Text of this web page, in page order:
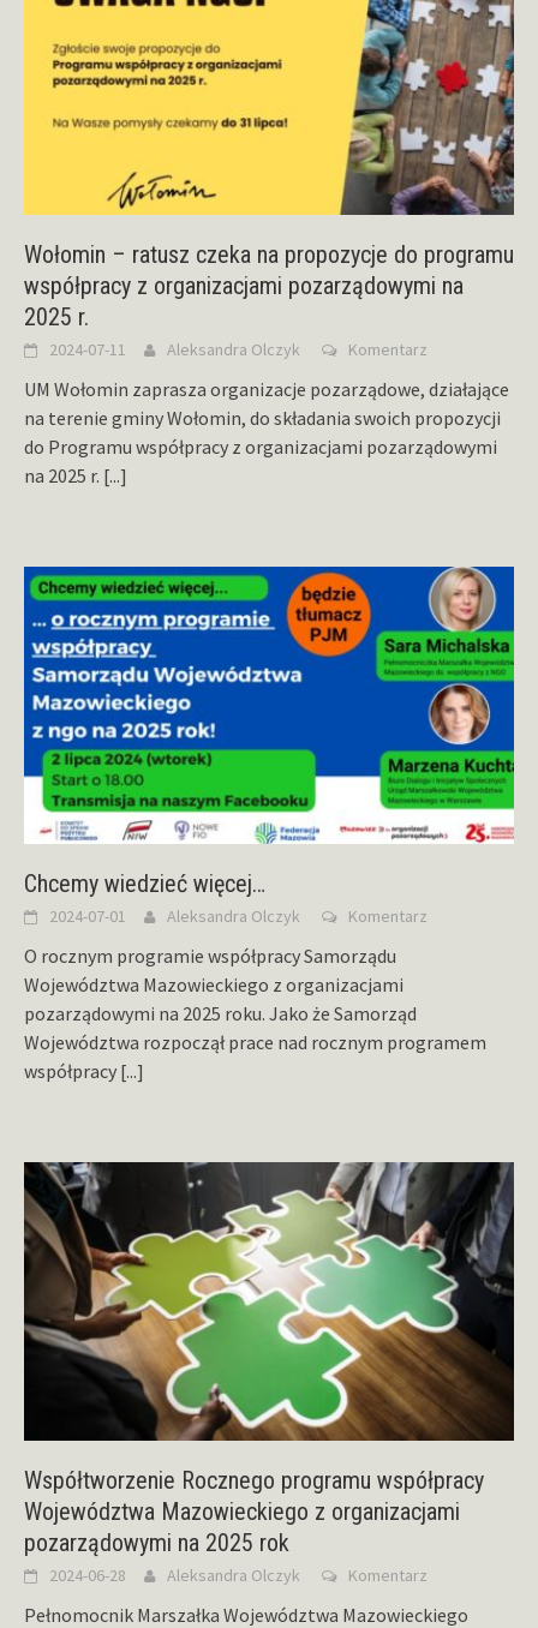
Wołomin – ratusz czeka na propozycje do programu
współpracy z organizacjami pozarządowymi na
2025 r.
2024-07-11 Aleksandra Olczyk Komentarz
UM Wołomin zaprasza organizacje pozarządowe, działające
na terenie gminy Wołomin, do składania swoich propozycji
do Programu współpracy z organizacjami pozarządowymi
na 2025 r. [...]
Chcemy wiedzieć więcej…
2024-07-01 Aleksandra Olczyk Komentarz
O rocznym programie współpracy Samorządu
Województwa Mazowieckiego z organizacjami
pozarządowymi na 2025 roku. Jako że Samorząd
Województwa rozpoczął prace nad rocznym programem
współpracy [...]
Współtworzenie Rocznego programu współpracy
Województwa Mazowieckiego z organizacjami
pozarządowymi na 2025 rok
2024-06-28 Aleksandra Olczyk Komentarz
Pełnomocnik Marszałka Województwa Mazowieckiego